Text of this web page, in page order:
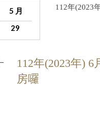
5 月
29
112年(2023
112年(2023年)
房囉